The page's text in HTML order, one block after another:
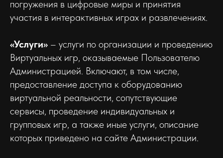
погружения в цифровые миры и принятия
участия в интерактивных играх и развлечениях.
«Услуги» – услуги по организации и проведению
Виртуальных игр, оказываемые Пользователю
Администрацией. Включают, в том числе,
предоставление доступа к оборудованию
виртуальной реальности, сопутствующие
сервисы, проведение индивидуальных и
групповых игр, а также иные услуги, описание
которых приведено на сайте Администрации.